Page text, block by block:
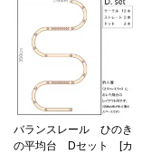
バランスレール ひのき
の平均台 Dセット [カ